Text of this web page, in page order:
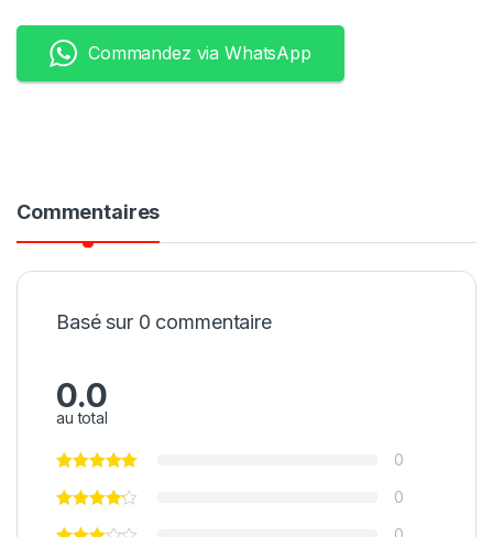
Commandez via WhatsApp
Commentaires
Basé sur 0 commentaire
0.0
au total
0
0